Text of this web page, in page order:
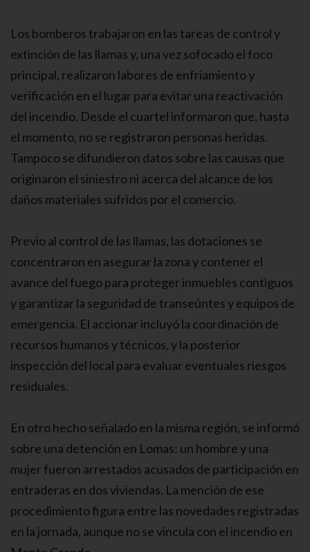
Los bomberos trabajaron en las tareas de control y
extinción de las llamas y, una vez sofocado el foco
principal, realizaron labores de enfriamiento y
verificación en el lugar para evitar una reactivación
del incendio. Desde el cuartel informaron que, hasta
el momento, no se registraron personas heridas.
Tampoco se difundieron datos sobre las causas que
originaron el siniestro ni acerca del alcance de los
daños materiales sufridos por el comercio.
Previo al control de las llamas, las dotaciones se
concentraron en asegurar la zona y contener el
avance del fuego para proteger inmuebles contiguos
y garantizar la seguridad de transeúntes y equipos de
emergencia. El accionar incluyó la coordinación de
recursos humanos y técnicos, y la posterior
inspección del local para evaluar eventuales riesgos
residuales.
En otro hecho señalado en la misma región, se informó
sobre una detención en Lomas: un hombre y una
mujer fueron arrestados acusados de participación en
entraderas en dos viviendas. La mención de ese
procedimiento figura entre las novedades registradas
en la jornada, aunque no se vincula con el incendio en